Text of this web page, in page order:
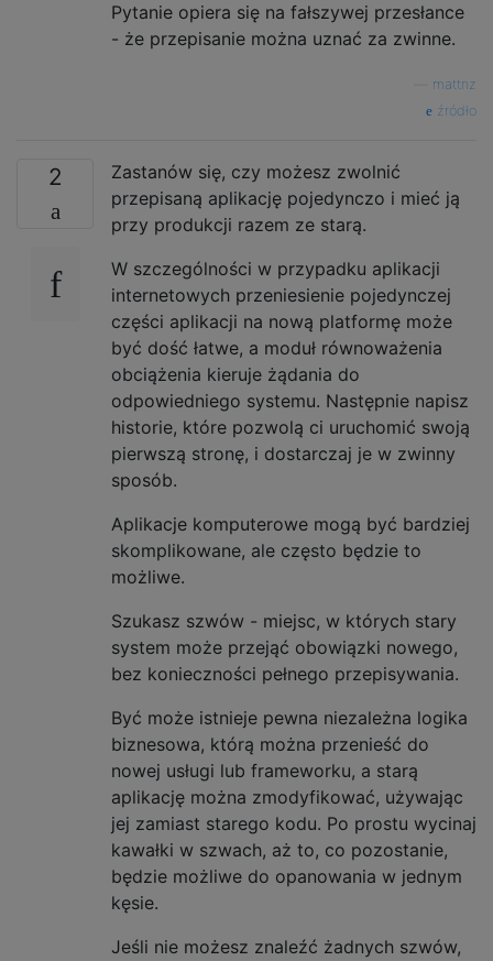
Pytanie opiera się na fałszywej przesłance
- że przepisanie można uznać za zwinne.
mattnz
źródło
2
Zastanów się, czy możesz zwolnić
przepisaną aplikację pojedynczo i mieć ją
przy produkcji razem ze starą.
W szczególności w przypadku aplikacji
internetowych przeniesienie pojedynczej
części aplikacji na nową platformę może
być dość łatwe, a moduł równoważenia
obciążenia kieruje żądania do
odpowiedniego systemu. Następnie napisz
historie, które pozwolą ci uruchomić swoją
pierwszą stronę, i dostarczaj je w zwinny
sposób.
Aplikacje komputerowe mogą być bardziej
skomplikowane, ale często będzie to
możliwe.
Szukasz szwów - miejsc, w których stary
system może przejąć obowiązki nowego,
bez konieczności pełnego przepisywania.
Być może istnieje pewna niezależna logika
biznesowa, którą można przenieść do
nowej usługi lub frameworku, a starą
aplikację można zmodyfikować, używając
jej zamiast starego kodu. Po prostu wycinaj
kawałki w szwach, aż to, co pozostanie,
będzie możliwe do opanowania w jednym
kęsie.
Jeśli nie możesz znaleźć żadnych szwów,